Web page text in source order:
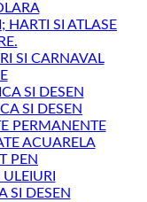
HARTI SI ATLASE
SI CARNAVAL
SI DESEN
SI DESEN
PERMANENTE
ACUARELA
PEN
ULEIURI
SI DESEN